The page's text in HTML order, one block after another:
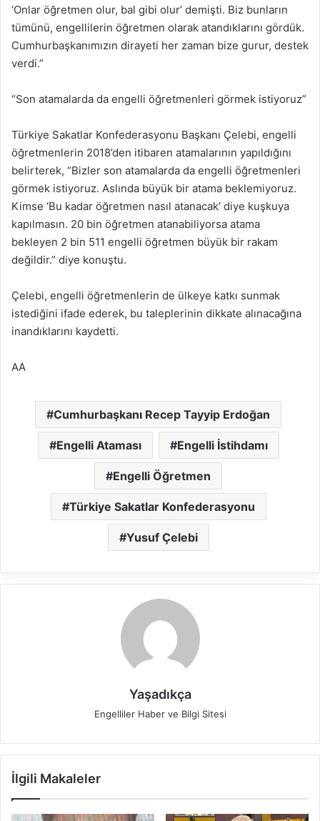
‘Onlar öğretmen olur, bal gibi olur’ demişti. Biz bunların
tümünü, engellilerin öğretmen olarak atandıklarını gördük.
Cumhurbaşkanımızın dirayeti her zaman bize gurur, destek
verdi.”
“Son atamalarda da engelli öğretmenleri görmek istiyoruz”
Türkiye Sakatlar Konfederasyonu Başkanı Çelebi, engelli
öğretmenlerin 2018’den itibaren atamalarının yapıldığını
belirterek, “Bizler son atamalarda da engelli öğretmenleri
görmek istiyoruz. Aslında büyük bir atama beklemiyoruz.
Kimse ‘Bu kadar öğretmen nasıl atanacak’ diye kuşkuya
kapılmasın. 20 bin öğretmen atanabiliyorsa atama
bekleyen 2 bin 511 engelli öğretmen büyük bir rakam
değildir.” diye konuştu.
Çelebi, engelli öğretmenlerin de ülkeye katkı sunmak
istediğini ifade ederek, bu taleplerinin dikkate alınacağına
inandıklarını kaydetti.
AA
Cumhurbaşkanı Recep Tayyip Erdoğan
Engelli Ataması Engelli İstihdamı
Engelli Öğretmen
Türkiye Sakatlar Konfederasyonu
Yusuf Çelebi
Yaşadıkça
Engelliler Haber ve Bilgi Sitesi
İlgili Makaleler